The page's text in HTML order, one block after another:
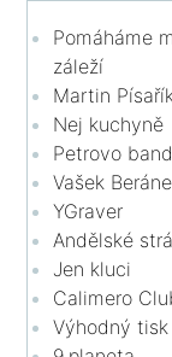
Pomáháme
záleží
Martin
Nej kuchyně
Petrovo
Vašek
YGraver
Andělské
Jen kluci
Calimero
Výhodný tisk